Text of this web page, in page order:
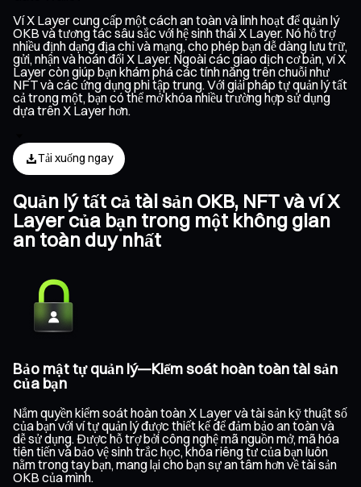
Ví X Layer cung cấp một cách an toàn và linh hoạt để quản lý
OKB và tương tác sâu sắc với hệ sinh thái X Layer. Nó hỗ trợ
nhiều định dạng địa chỉ và mạng, cho phép bạn dễ dàng lưu trữ,
gửi, nhận và hoán đổi X Layer. Ngoài các giao dịch cơ bản, ví X
Layer còn giúp bạn khám phá các tính năng trên chuỗi như
NFT và các ứng dụng phi tập trung. Với giải pháp tự quản lý tất
cả trong một, bạn có thể mở khóa nhiều trường hợp sử dụng
dựa trên X Layer hơn.
Tải xuống ngay
Quản lý tất cả tài sản OKB, NFT và ví X
Layer của bạn trong một không gian
an toàn duy nhất
Bảo mật tự quản lý—Kiểm soát hoàn toàn tài sản
của bạn
Nắm quyền kiểm soát hoàn toàn X Layer và tài sản kỹ thuật số
của bạn với ví tự quản lý được thiết kế để đảm bảo an toàn và
dễ sử dụng. Được hỗ trợ bởi công nghệ mã nguồn mở, mã hóa
tiên tiến và bảo vệ sinh trắc học, khóa riêng tư của bạn luôn
nằm trong tay bạn, mang lại cho bạn sự an tâm hơn về tài sản
OKB của mình.